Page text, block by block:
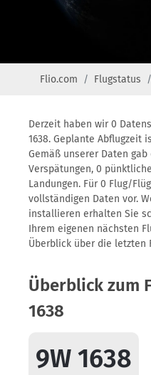
Flio.com Flugstatus
Derzeit haben wir 0
1638. Geplante Abflugzeit
Gemäß unserer Daten
Verspätungen, 0
Landungen. Für 0 Flug/
vollständigen Daten vor.
installieren erhalten Sie
Ihrem eigenen nächsten
Überblick über die letzten
Überblick zum
1638
9W 1638